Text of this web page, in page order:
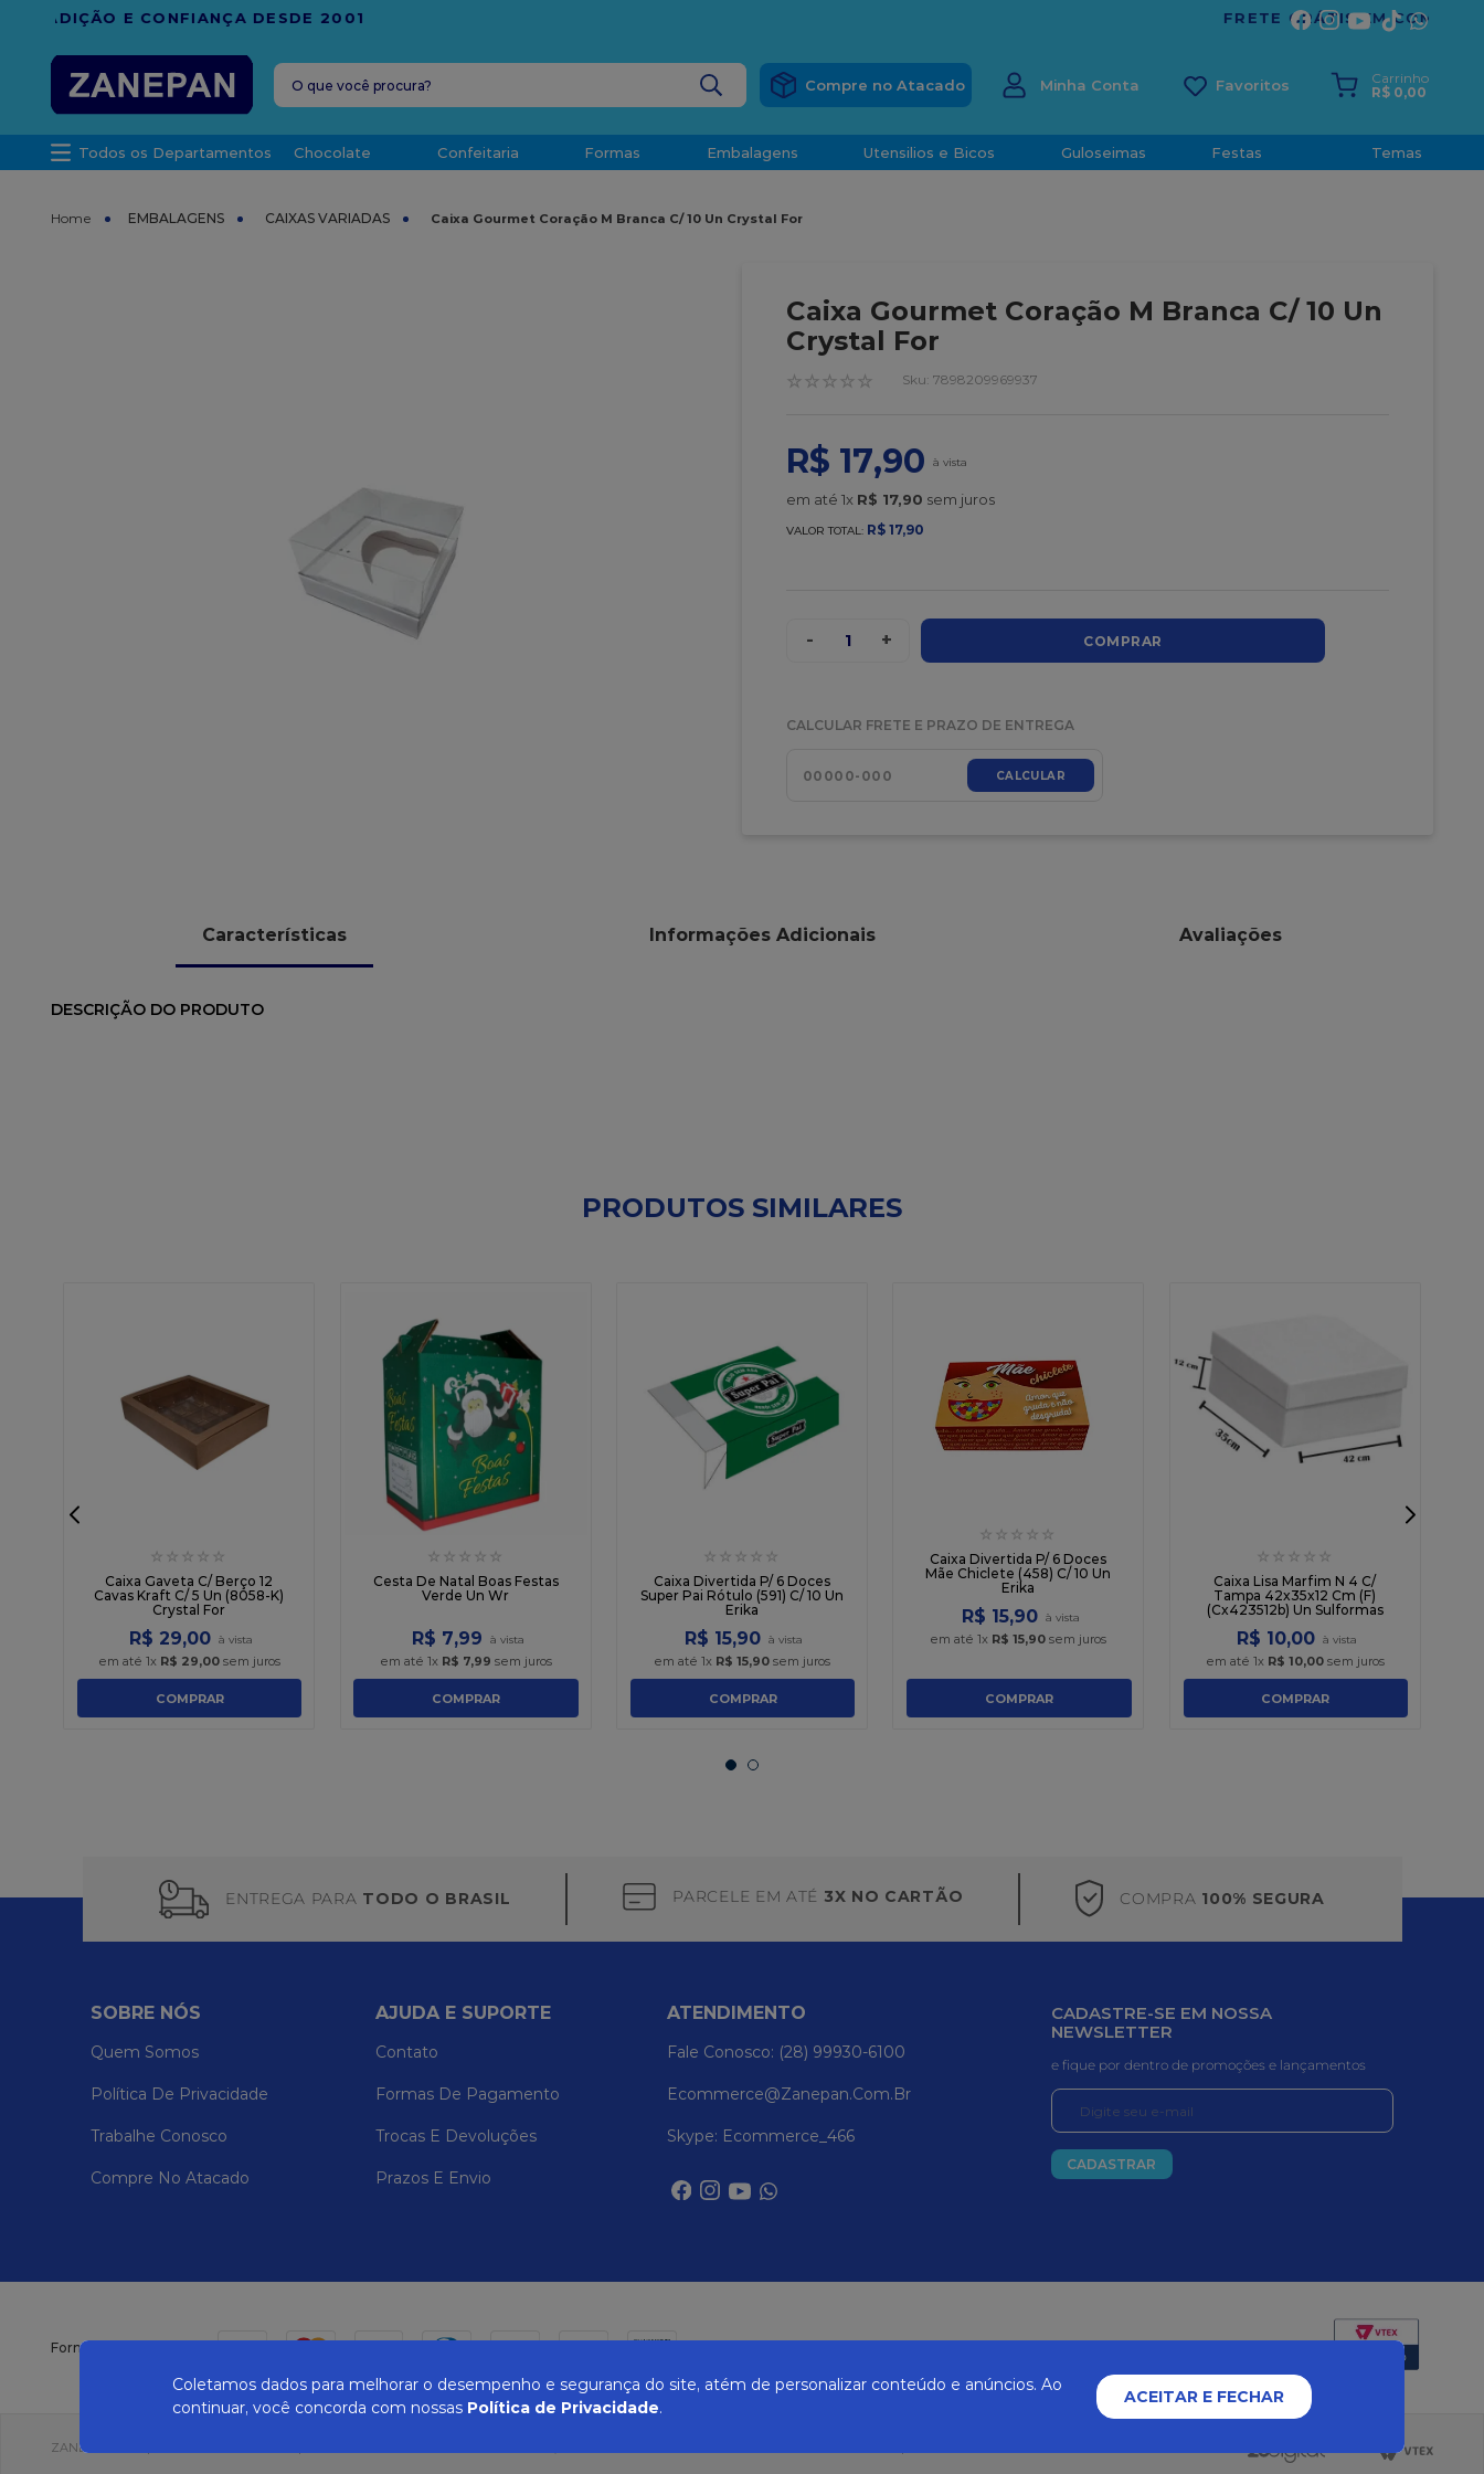
O que você procura?
Minha Conta
Carrinho
R$ 0,00
Todos os Departamentos Chocolate Confeitaria Formas Embalagens Utensilios e Bicos Guloseimas Festas Temas
EMBALAGENS CAIXAS VARIADAS Caixa Gourmet Coração M Branca C/ 10 Un Crystal For
Caixa Gourmet Coração M Branca C/ 10 Un
Crystal For
☆ ☆ ☆ ☆ ☆ : 7898209969937
R$ 17,90
em até 1x R$ 17,90 sem juros
VALOR TOTAL: R$ 17,90
- 1 + COMPRAR
CALCULAR FRETE E PRAZO DE ENTREGA
CALCULAR
Características Informações Adicionais Avaliações
DESCRIÇÃO DO PRODUTO
PRODUTOS SIMILARES
☆ ☆ ☆ ☆ ☆
Caixa Gaveta C/ Berço 12
Cavas Kraft C/ 5 Un (8058-K)
Crystal For
R$ 29,00
em até 1x R$ 29,00sem juros
COMPRAR
☆ ☆ ☆ ☆ ☆
Cesta De Natal Boas Festas
Verde Un Wr
R$ 7,99
em até 1x R$ 7,99 sem juros
COMPRAR
☆ ☆ ☆ ☆ ☆
Caixa Divertida P/ 6 Doces
Super Pai Rótulo (591) C/ 10 Un
Erika
R$ 15,90
em até 1x R$ 15,90sem juros
COMPRAR
☆ ☆ ☆ ☆ ☆
Caixa Divertida P/ 6 Doces
Mãe Chiclete (458) C/ 10 Un
Erika
R$ 15,90
em até1x R$ 15,90 sem juros
COMPRAR
☆ ☆ ☆ ☆ ☆
Caixa Lisa Marfim N 4 C/
Tampa 42x35x12 Cm (F)
(Cx423512b) Un Sulformas
R$ 10,00
em até 1x R$ 10,00sem juros
COMPRAR
ENTREGA PARA TODO O BRASIL PARCELE EM ATÉ 3X NO CARTÃO COMPRA 100% SEGURA
SOBRE NÓS
Quem Somos
Política De Privacidade
Trabalhe Conosco
Compre No Atacado
AJUDA E SUPORTE
Contato
Formas De Pagamento
Trocas E Devoluções
Prazos E Envio
ATENDIMENTO
Fale Conosco: (28) 99930-6100
Ecommerce@zanepan.com.br
Skype: Ecommerce_466
CADASTRE-SE EM NOSSA
NEWSLETTER
e fique por dentro de promoções e lançamentos
CADASTRAR
Formas de pagamento
ZANEPAN 2022 | CNPJ: 04.319.228/0001-08 | AVENIDA MAURO MIRANDA MADUREIRA, 514 - ELPÍDIO VOLPINI - CACHOEIRO DE ITAPEMIRIM - ES | CEP 29309-712
Coletamos dados para melhorar o desempenho e segurança do site, atém de personalizar conteúdo e anúncios. Ao
continuar, você concorda com nossas Política de Privacidade.
ACEITAR E FECHAR
caixa
chocolate